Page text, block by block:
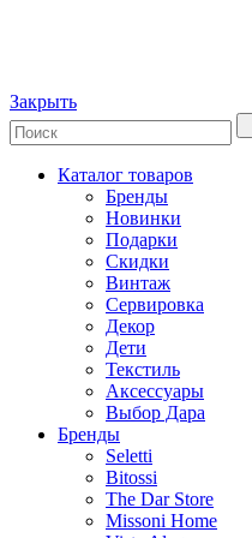
Закрыть
Каталог товаров
Бренды
Новинки
Подарки
Скидки
Винтаж
Сервировка
Декор
Дети
Текстиль
Аксессуары
Выбор Дара
Бренды
Seletti
Bitossi
The Dar Store
Missoni Home